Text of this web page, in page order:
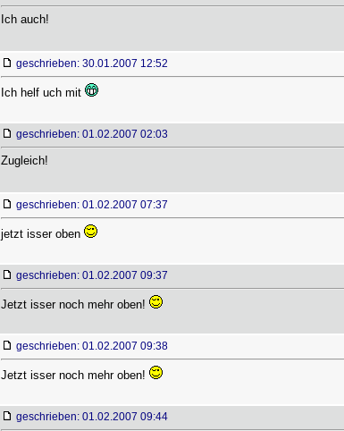
Ich auch!
geschrieben: 30.01.2007 12:52
Ich helf uch mit
geschrieben: 01.02.2007 02:03
Zugleich!
geschrieben: 01.02.2007 07:37
jetzt isser oben
geschrieben: 01.02.2007 09:37
Jetzt isser noch mehr oben!
geschrieben: 01.02.2007 09:38
Jetzt isser noch mehr oben!
geschrieben: 01.02.2007 09:44